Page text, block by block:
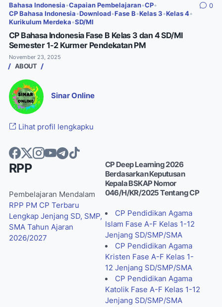
Bahasa Indonesia •Capaian Pembelajaran•CP•
CP Bahasa Indonesia •Download•Fase B •Kelas 3 •Kelas 4•
Kurikulum Merdeka •SD/MI
0
CP Bahasa Indonesia Fase B Kelas 3 dan 4 SD/MI
Semester 1-2 Kurmer Pendekatan PM
November 23, 2025
ABOUT
Sinar Online
Lihat profil lengkapku
RPP
Pembelajaran Mendalam
RPP PM CP Terbaru
Lengkap Jenjang SD, SMP,
SMA Tahun Ajaran
2026/2027
CP Deep Learning 2026
Berdasarkan Keputusan
Kepala BSKAP Nomor
046/H/KR/2025 Tentang CP
CP Pendidikan Agama
Islam Fase A-F Kelas 1-12
Jenjang SD/SMP/SMA
CP Pendidikan Agama
Kristen Fase A-F Kelas 1-
12 Jenjang SD/SMP/SMA
CP Pendidikan Agama
Katolik Fase A-F Kelas 1-12
Jenjang SD/SMP/SMA